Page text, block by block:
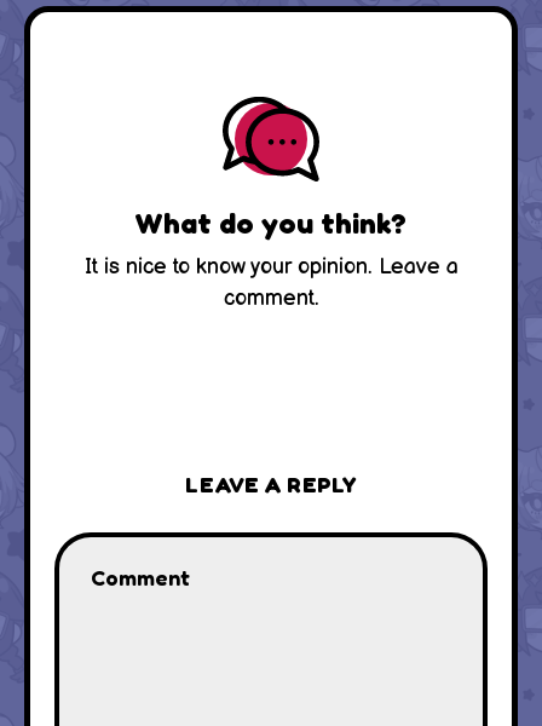
What do you think?
It is nice to know your opinion. Leave a
comment.
LEAVE A REPLY